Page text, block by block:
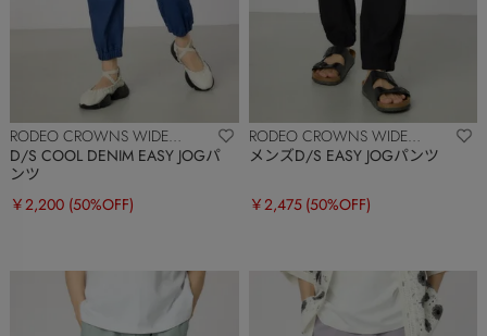
RODEO CROWNS WIDE
BOWL
D/S COOL DENIM EASY JOGパ
ンツ
￥2,200 (50%OFF)
RODEO CROWNS WIDE
BOWL
メンズD/S EASY JOGパンツ
￥2,475 (50%OFF)